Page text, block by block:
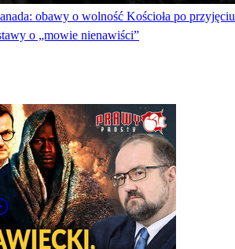
obawy o wolność Kościoła po przyjęciu
o „mowie nienawiści”